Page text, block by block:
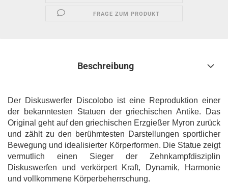
FRAGE ZUM PRODUKT
Beschreibung
Der Diskuswerfer Discolobo ist eine Reproduktion einer
der bekanntesten Statuen der griechischen Antike. Das
Original geht auf den griechischen Erzgießer Myron zurück
und zählt zu den berühmtesten Darstellungen sportlicher
Bewegung und idealisierter Körperformen. Die Statue zeigt
vermutlich einen Sieger der Zehnkampfdisziplin
Diskuswerfen und verkörpert Kraft, Dynamik, Harmonie
und vollkommene Körperbeherrschung.